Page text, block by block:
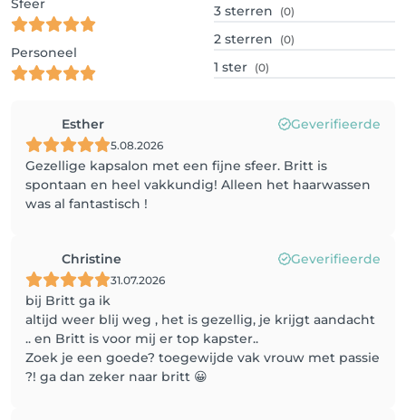
Sfeer
Personeel
3 sterren (0)
2 sterren (0)
1 ster (0)
Esther Geverifieerde
5.08.2026
Gezellige kapsalon met een fijne sfeer. Britt is
spontaan en heel vakkundig! Alleen het haarwassen
was al fantastisch !
Christine Geverifieerde
31.07.2026
bij Britt ga ik
altijd weer blij weg , het is gezellig, je krijgt aandacht
.. en Britt is voor mij er top kapster..
Zoek je een goede? toegewijde vak vrouw met passie
?! ga dan zeker naar britt 😀